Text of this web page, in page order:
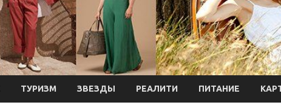
ТУРИЗМ ЗВЕЗДЫ РЕАЛИТИ ПИТАНИЕ